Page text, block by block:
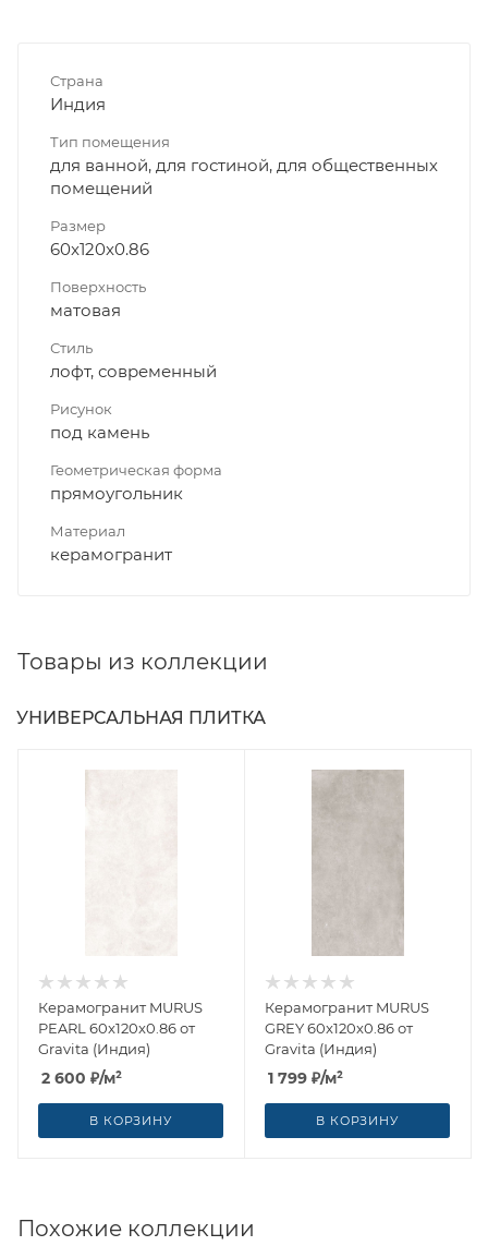
Страна
Индия
Тип помещения
для ванной, для гостиной, для общественных
помещений
Размер
60x120x0.86
Поверхность
матовая
Стиль
лофт, современный
Рисунок
под камень
Геометрическая форма
прямоугольник
Материал
керамогранит
Товары из коллекции
УНИВЕРСАЛЬНАЯ ПЛИТКА
Керамогранит MURUS
PEARL 60x120x0.86 от
Gravita (Индия)
2 600 ₽/м²
В КОРЗИНУ
Керамогранит MURUS
GREY 60x120x0.86 от
Gravita (Индия)
1 799 ₽/м²
В КОРЗИНУ
Похожие коллекции